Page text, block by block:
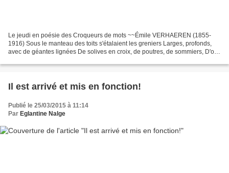
Le jeudi en poésie des Croqueurs de mots ~~Émile VERHAEREN (1855-
1916) Sous le manteau des toits s'étalaient les greniers Larges, profonds,
avec de géantes lignées De solives en croix, de poutres, de sommiers, D'où
Il est arrivé et mis en fonction!
Publié le 25/03/2015 à 11:14
Par Eglantine Nalge